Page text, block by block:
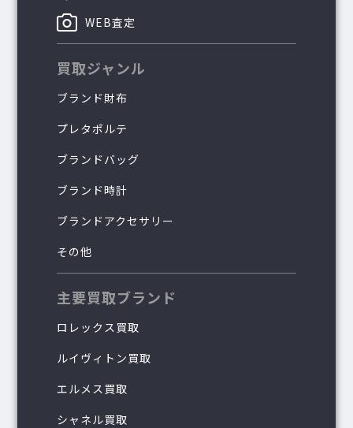
WEB査定
買取ジャンル
ブランド財布
プレタポルテ
ブランドバッグ
ブランド時計
ブランドアクセサリー
その他
主要買取ブランド
ロレックス買取
ルイヴィトン買取
エルメス買取
シャネル買取